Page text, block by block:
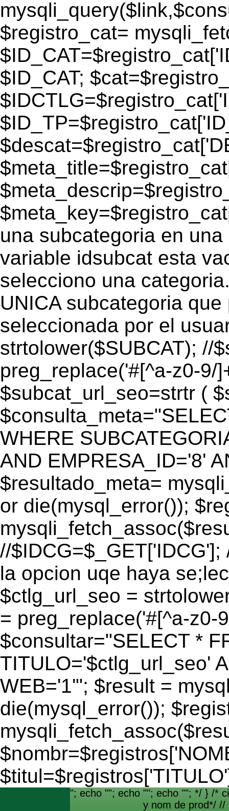
$registro_cat=
$ID_CAT;
una subcategoria en
variable idsubcat esta
selecciono una
UNICA subcategoria
seleccionada por el
strtolower($SUBCAT); //
preg_replace('#[^a-z0-9/
$subcat_url_seo=strtr (
WHERE
AND EMPRESA_ID='8'
$resultado_meta=
or die(mysql_error());
//
la opcion uqe haya
$ctlg_url_seo =
= preg_replace('#[^a-z0-
$consultar="SELECT *
TITULO='$ctlg_url_seo'
WEB='1'"; $result =
die(mysql_error());
"; echo ""; echo ""; echo ""; */ } /*
y nom de prod*/ //